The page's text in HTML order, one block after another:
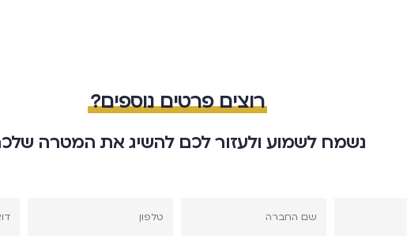
רוצים פרטים נוספים?
נשמח לשמוע ולעזור לכם להשיג את המטרה